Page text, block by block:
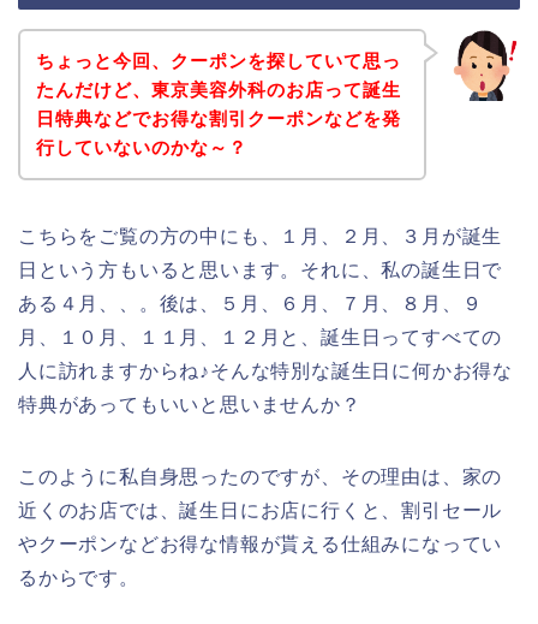
ちょっと今回、クーポンを探していて思っ
たんだけど、東京美容外科のお店って誕生
日特典などでお得な割引クーポンなどを発
行していないのかな～？
こちらをご覧の方の中にも、１月、２月、３月が誕生
日という方もいると思います。それに、私の誕生日で
ある４月、、。後は、５月、６月、７月、８月、９
月、１０月、１１月、１２月と、誕生日ってすべての
人に訪れますからね♪そんな特別な誕生日に何かお得な
特典があってもいいと思いませんか？
このように私自身思ったのですが、その理由は、家の
近くのお店では、誕生日にお店に行くと、割引セール
やクーポンなどお得な情報が貰える仕組みになってい
るからです。